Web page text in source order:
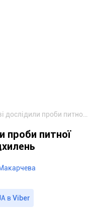
У Кривому Розі дослідили проби питної води: скільки виявили відхилень
проби питної
вViber